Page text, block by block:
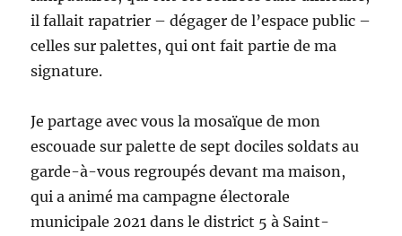
il fallait rapatrier – dégager de l’espace public –
celles sur palettes, qui ont fait partie de ma
signature.
Je partage avec vous la mosaïque de mon
escouade sur palette de sept dociles soldats au
garde-à-vous regroupés devant ma maison,
qui a animé ma campagne électorale
municipale 2021 dans le district 5 à Saint-